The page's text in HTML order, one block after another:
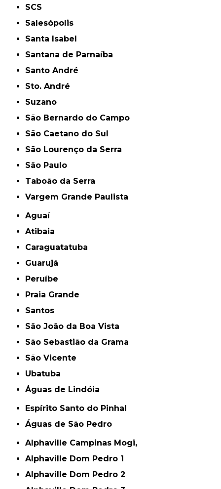
SCS
Salesópolis
Santa Isabel
Santana de Parnaíba
Santo André
Sto. André
Suzano
São Bernardo do Campo
São Caetano do Sul
São Lourenço da Serra
São Paulo
Taboão da Serra
Vargem Grande Paulista
Aguaí
Atibaia
Caraguatatuba
Guarujá
Peruíbe
Praia Grande
Santos
São João da Boa Vista
São Sebastião da Grama
São Vicente
Ubatuba
Águas de Lindóia
Espírito Santo do Pinhal
Águas de São Pedro
Alphaville Campinas Mogi,
Alphaville Dom Pedro 1
Alphaville Dom Pedro 2